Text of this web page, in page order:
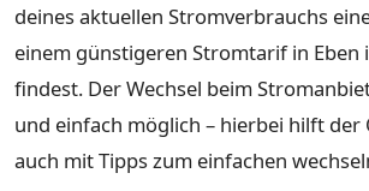
deines aktuellen Stromverbrauchs
einem günstigeren Stromtarif in Eben
findest. Der Wechsel beim
und einfach möglich – hierbei hilft der
auch mit Tipps zum einfachen